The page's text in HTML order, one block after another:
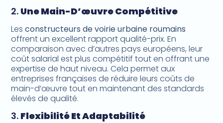
2. Une Main-D’œuvre Compétitive
Lesconstructeurs de voirie urbaine roumains
offrent un excellent rapport qualité-prix. En
comparaison avec d’autres pays européens, leur
coût salarial est plus compétitif tout en offrant une
expertise de haut niveau. Cela permet aux
entreprises françaises de réduire leurs coûts de
main-d’œuvre tout en maintenant des standards
élevés de qualité.
3. Flexibilité Et Adaptabilité